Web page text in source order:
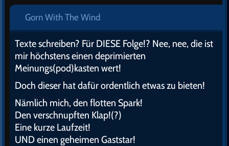
Gorn With The Wind
Texte schreiben? Für DIESE Folge!? Nee, nee, die ist
mir höchstens einen deprimierten
Meinungs(pod)kasten wert!
Doch dieser hat dafür ordentlich etwas zu bieten!
Nämlich mich, den flotten Spark!
Den verschnupften Klap!(?)
Eine kurze Laufzeit!
UND einen geheimen Gaststar!